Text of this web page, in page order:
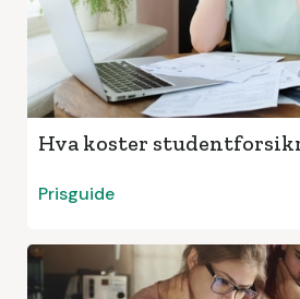
Hva koster
Prisguide